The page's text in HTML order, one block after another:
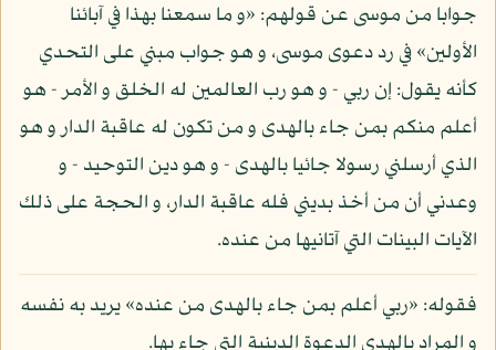
جوابا من موسى عن قولهم: «و ما سمعنا بهذا في آبائنا
الأولين» في رد دعوى موسى، و هو جواب مبني على التحدي
كأنه يقول: إن ربي - و هو رب العالمين له الخلق و الأمر - هو
أعلم منكم بمن جاء بالهدى و من تكون له عاقبة الدار و هو
الذي أرسلني رسولا جائيا بالهدى - و هو دين التوحيد - و
وعدني أن من أخذ بديني فله عاقبة الدار، و الحجة على ذلك
الآيات البينات التي آتانيها من عنده.
فقوله: «ربي أعلم بمن جاء بالهدى من عنده» يريد به نفسه
و المراد بالهدى الدعوة الدينية التي جاء بها.